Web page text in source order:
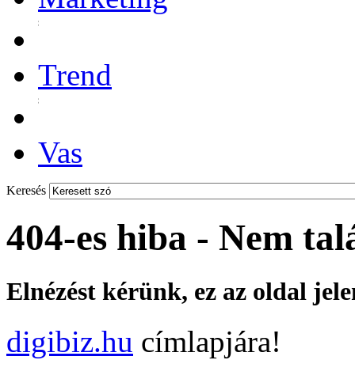
Trend
Vas
Keresés
404-es hiba - Nem
Elnézést kérünk, ez az oldal
digibiz.hu címlapjára!